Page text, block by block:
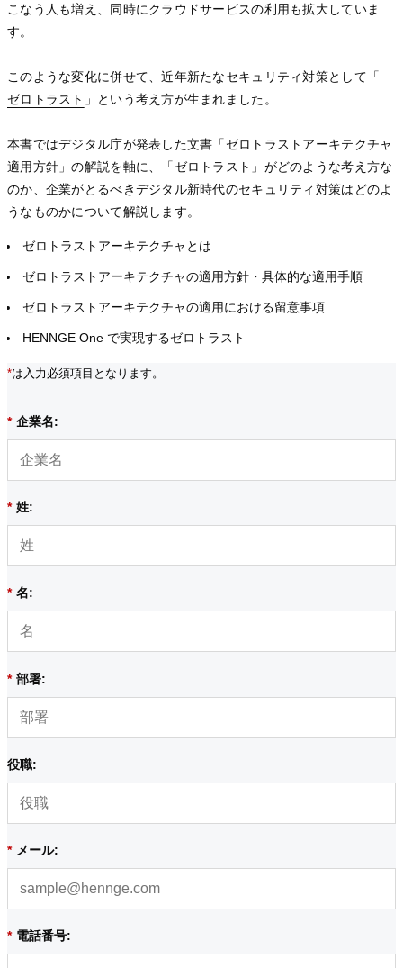
こなう人も増え、同時にクラウドサービスの利用も拡大していま
す。
このような変化に併せて、近年新たなセキュリティ対策として「
ゼロトラスト
ゼロトラスト
ゼロトラスト 」という考え方が生まれました。
本書ではデジタル庁が発表した文書「ゼロトラストアーキテクチャ
適用方針」の解説を軸に、「ゼロトラスト」がどのような考え方な
のか、企業がとるべきデジタル新時代のセキュリティ対策はどのよ
うなものかについて解説します。
ゼロトラストアーキテクチャとは
ゼロトラストアーキテクチャの適用方針・具体的な適用手順
ゼロトラストアーキテクチャの適用における留意事項
HENNGE One で実現するゼロトラスト
*は入力必須項目となります。
* 企業名:
* 姓:
* 名:
* 部署:
役職:
* メール:
* 電話番号: